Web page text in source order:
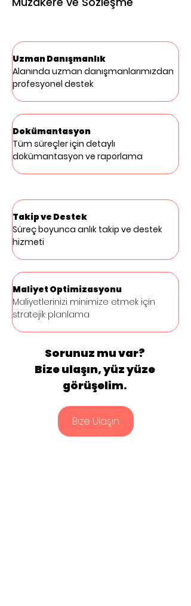
Uzman Danışmanlık
Alanında uzman danışmanlarımızdan
profesyonel destek
Dokümantasyon
Tüm süreçler için detaylı
dokümantasyon ve raporlama
Takip ve Destek
Süreç boyunca anlık takip ve destek
hizmeti
Maliyet Optimizasyonu
Maliyetlerinizi minimize etmek için
stratejik planlama
Sorunuz mu var?
Bize ulaşın, yüz yüze
görüşelim.
Bize Ulaşın